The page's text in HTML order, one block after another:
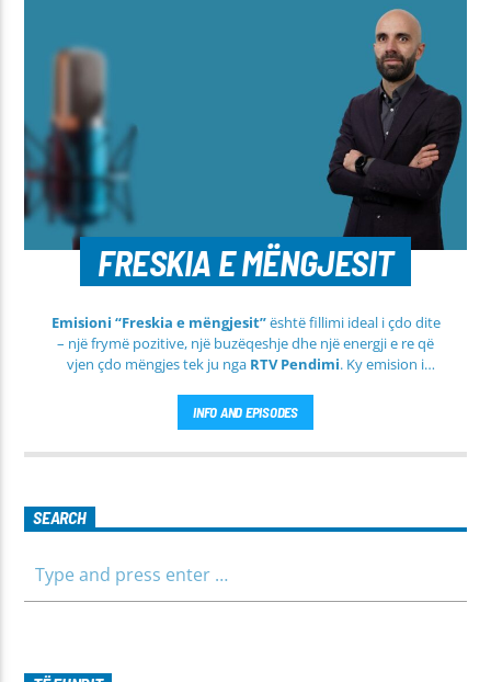
FRESKIA E MËNGJESIT
Emisioni “Freskia e mëngjesit”është fillimi ideal i çdo dite
– një frymë pozitive, një buzëqeshje dhe një energji e re që
vjen çdo mëngjes tek ju nga RTV Pendimi. Ky emision i
informues dhe më të ngrohtë, duke ju shoqëruar në orët e
para të ditës me përmbajtje të larmishme dhe të dobishme
për të gjithë familjen.
INFO AND EPISODES
SEARCH